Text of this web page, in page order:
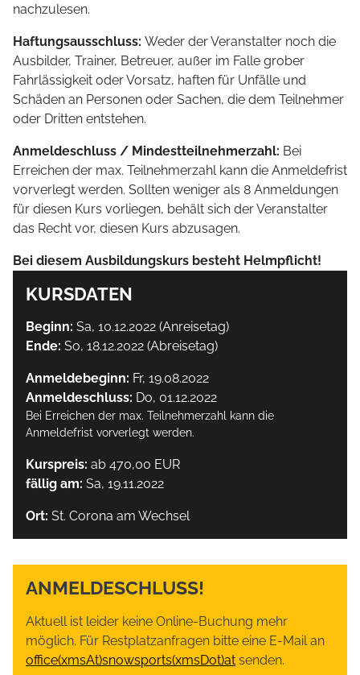
nachzulesen.
Haftungsausschluss: Weder der Veranstalter noch die
Ausbilder, Trainer, Betreuer, außer im Falle grober
Fahrlässigkeit oder Vorsatz, haften für Unfälle und
Schäden an Personen oder Sachen, die dem Teilnehmer
oder Dritten entstehen.
Anmeldeschluss / Mindestteilnehmerzahl: Bei
Erreichen der max. Teilnehmerzahl kann die Anmeldefrist
vorverlegt werden. Sollten weniger als 8 Anmeldungen
für diesen Kurs vorliegen, behält sich der Veranstalter
das Recht vor, diesen Kurs abzusagen.
Bei diesem Ausbildungskurs besteht Helmpflicht!
KURSDATEN
Beginn: Sa, 10.12.2022 (Anreisetag)
Ende: So, 18.12.2022 (Abreisetag)
Anmeldebeginn: Fr, 19.08.2022
Anmeldeschluss: Do, 01.12.2022
Bei Erreichen der max. Teilnehmerzahl kann die
Anmeldefrist vorverlegt werden.
Kurspreis: ab 470,00 EUR
fällig am: Sa, 19.11.2022
Ort: St. Corona am Wechsel
ANMELDESCHLUSS!
Aktuell ist leider keine Online-Buchung mehr
möglich. Für Restplatzanfragen bitte eine E-Mail an
office(xmsAt)snowsports(xmsDot)at senden.